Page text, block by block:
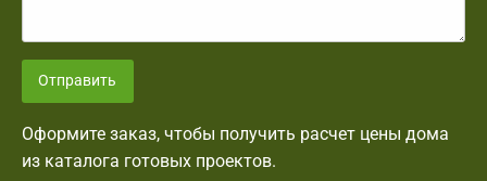
Отправить
Оформите заказ, чтобы получить расчет цены дома
из каталога готовых проектов.